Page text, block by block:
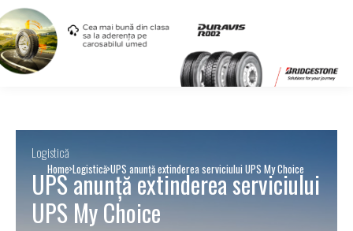
Home Logistică UPS anunță extinderea serviciului UPS My Choice
Logistică
UPS anunță extinderea serviciului
UPS My Choice